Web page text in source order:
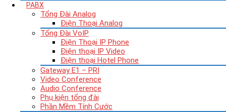
PABX
Tổng Đài Analog
Điện Thoại Analog
Tổng Đài VoIP
Điện Thoại IP Phone
Điện thoại IP Video
Điện thoại Hotel Phone
Gateway E1 – PRI
Video Conference
Audio Conference
Phụ kiện tổng đài
Phần Mềm Tính Cước